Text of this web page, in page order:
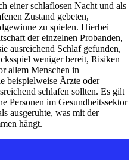
einer schlaflosen Nacht und als
Zustand gebeten,
zu spielen. Hierbei
der einzelnen Probanden,
ausreichend Schlaf gefunden,
weniger bereit, Risiken
allem Menschen in
beispielweise Ärzte oder
schlafen sollten. Es gilt
Personen im Gesundheitssektor
ausgeruhte, was mit der
hängt.